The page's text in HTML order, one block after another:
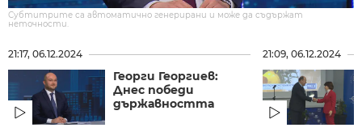
Субтитрите са автоматично генерирани и може да съдържат
неточности.
21:17, 06.12.2024
Георги Георгиев:
Днес победи
държавността
21:09, 06.12.2024